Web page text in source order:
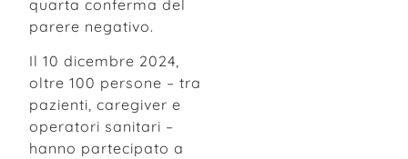
quarta conferma del
parere negativo.
Il 10 dicembre 2024,
oltre 100 persone – tra
pazienti, caregiver e
operatori sanitari –
hanno partecipato a